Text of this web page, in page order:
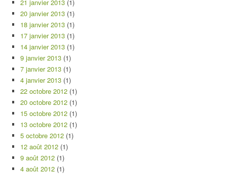
21 janvier 2013 (1)
20 janvier 2013 (1)
18 janvier 2013 (1)
17 janvier 2013 (1)
14 janvier 2013 (1)
9 janvier 2013 (1)
7 janvier 2013 (1)
4 janvier 2013 (1)
22 octobre 2012 (1)
20 octobre 2012 (1)
15 octobre 2012 (1)
13 octobre 2012 (1)
5 octobre 2012 (1)
12 août 2012 (1)
9 août 2012 (1)
4 août 2012 (1)